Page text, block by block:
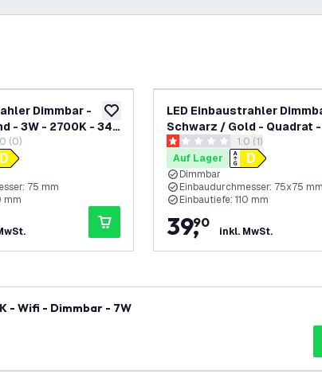
zur Wunschliste hinzufügen
Dimmbar -
- 3W - 2700K - 345
- 6 pack
(0)
75 mm
mm
LED Einbaustrahler
Schwarz / Gold - Quadrat -
2700K - 345 Lumen -
pack
1 Bewertungssterne
1.0 (1)
Auf Lager
Dimmbar
Einbaudurchmesser: 75x75 mm
Einbautiefe: 110 mm
39,
90
inkl. MwSt.
- Wifi - Dimmbar - 7W